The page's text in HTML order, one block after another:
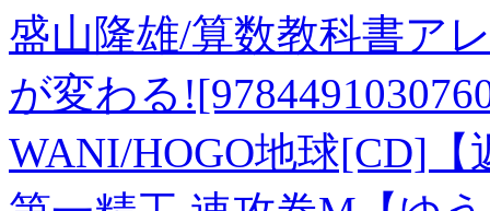
盛山隆雄/算数教科書ア
が変わる
WANI/HOGO地球[CD]【